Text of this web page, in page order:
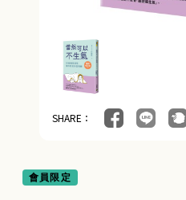
SHARE：
會員限定